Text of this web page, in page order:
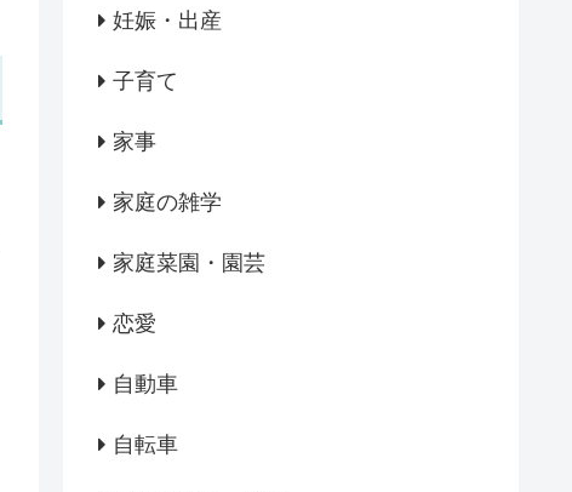
妊娠・出産
子育て
家事
家庭の雑学
家庭菜園・園芸
恋愛
自動車
自転車